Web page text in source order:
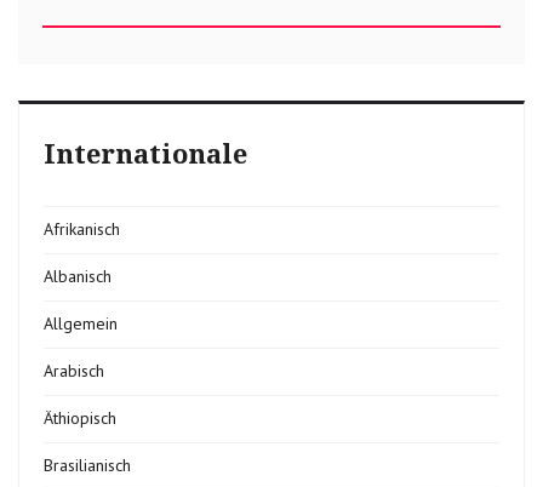
Internationale
Afrikanisch
Albanisch
Allgemein
Arabisch
Äthiopisch
Brasilianisch